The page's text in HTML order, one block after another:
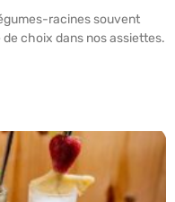
racines souvent
choix dans nos assiettes.